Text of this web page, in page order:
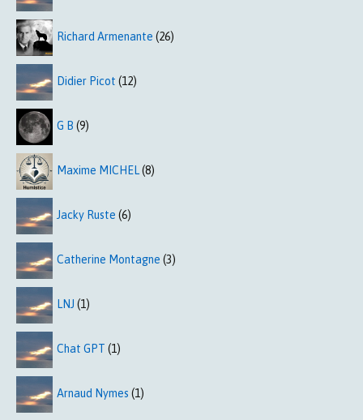
Richard Armenante (26)
Didier Picot (12)
G B (9)
Maxime MICHEL(8)
Jacky Ruste (6)
Catherine Montagne (3)
LNJ (1)
Chat GPT (1)
Arnaud Nymes (1)